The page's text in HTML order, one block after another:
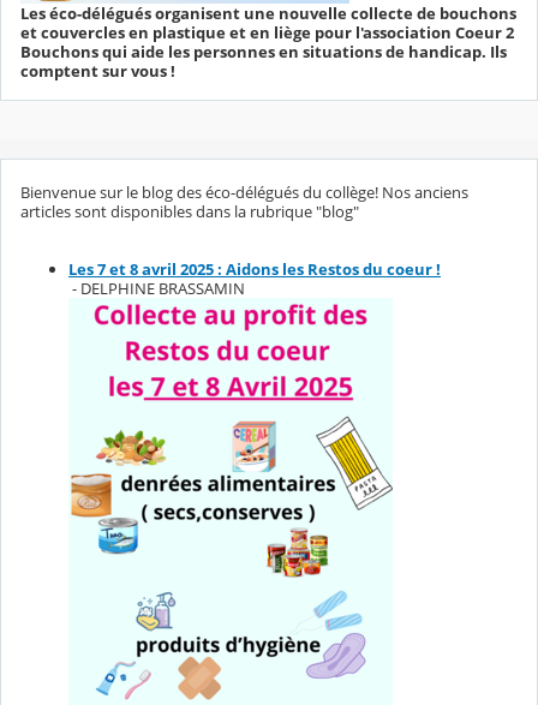
Les éco-délégués organisent une nouvelle collecte de bouchons
et couvercles en plastique et en liège pour l'association Coeur 2
Bouchons qui aide les personnes en situations de handicap. Ils
comptent sur vous !
Bienvenue sur le blog des éco-délégués du collège! Nos anciens
articles sont disponibles dans la rubrique "blog"
Les 7 et 8 avril 2025 : Aidons les Restos du coeur !
- DELPHINE BRASSAMIN